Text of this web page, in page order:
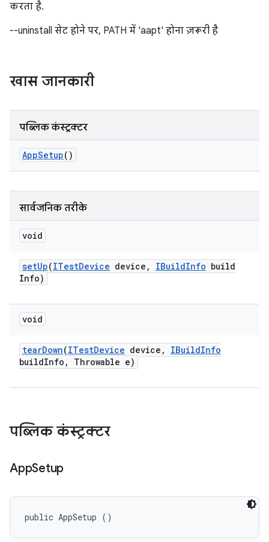
करता है.
--uninstall सेट होने पर, PATH में 'aapt' होना ज़रूरी है
खास जानकारी
पब्लिक कंस्ट्रक्टर
AppSetup()
सार्वजनिक तरीके
void
setUp(ITestDevice device , IBuildInfo build
Info)
void
tearDown(ITestDevice device , IBuildInfo
buildInfo , Throwable e)
पब्लिक कंस्ट्रक्टर
AppSetup
public AppSetup ()